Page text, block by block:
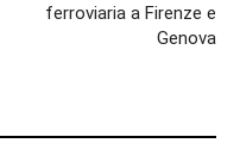
ferroviaria a Firenze e
Genova